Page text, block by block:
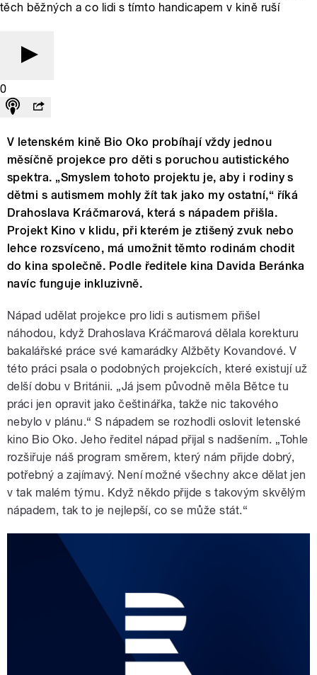
těch běžných a co lidi s tímto handicapem v kině ruší
0
V letenském kině Bio Oko probíhají vždy jednou
měsíčně projekce pro děti s poruchou autistického
spektra. „Smyslem tohoto projektu je, aby i rodiny s
dětmi s autismem mohly žít tak jako my ostatní,“ říká
Drahoslava Kráčmarová, která s nápadem přišla.
Projekt Kino v klidu, při kterém je ztišený zvuk nebo
lehce rozsvíceno, má umožnit těmto rodinám chodit
do kina společně. Podle ředitele kina Davida Beránka
navíc funguje inkluzivně.
Nápad udělat projekce pro lidi s autismem přišel
náhodou, když Drahoslava Kráčmarová dělala korekturu
bakalářské práce své kamarádky Alžběty Kovandové. V
této práci psala o podobných projekcích, které existují už
delší dobu v Británii. „Já jsem původně měla Bětce tu
práci jen opravit jako češtinářka, takže nic takového
nebylo v plánu.“ S nápadem se rozhodli oslovit letenské
kino Bio Oko. Jeho ředitel nápad přijal s nadšením. „Tohle
rozšiřuje náš program směrem, který nám přijde dobrý,
potřebný a zajímavý. Není možné všechny akce dělat jen
v tak malém týmu. Když někdo přijde s takovým skvělým
nápadem, tak to je nejlepší, co se může stát.“